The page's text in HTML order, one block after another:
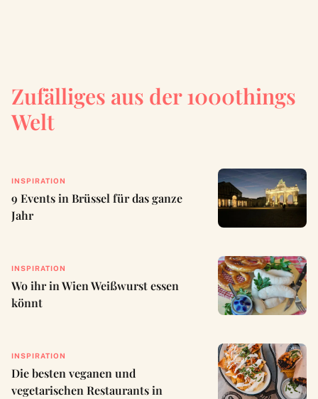
Zufälliges aus der 1000things
Welt
INSPIRATION
9 Events in Brüssel für das ganze
Jahr
INSPIRATION
Wo ihr in Wien Weißwurst essen
könnt
INSPIRATION
Die besten veganen und
vegetarischen Restaurants in